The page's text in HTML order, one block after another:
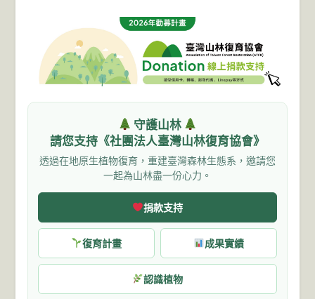
守護山林
請您支持《社團法人臺灣山林復育協會》
透過在地原生植物復育，重建臺灣森林生態系，邀請您
一起為山林盡一份心力。
捐款支持
復育計畫 成果實績
認識植物